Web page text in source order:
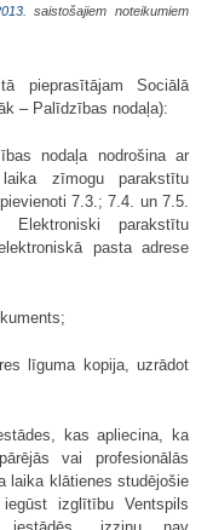
saistošajiem noteikumiem
pieprasītājam Sociālā
– Palīdzības nodaļa):
nodaļa nodrošina ar
zīmogu parakstītu
7.3.; 7.4. un 7.5.
Elektroniski parakstītu
pasta adrese
līguma kopija, uzrādot
kas apliecina, ka
vai profesionālās
laika klātienes studējošie
izglītību Ventspils